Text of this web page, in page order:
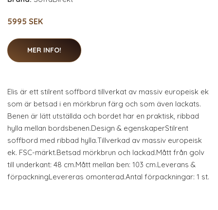
5995 SEK
MER INFO!
Elis är ett stilrent soffbord tillverkat av massiv europeisk ek
som är betsad i en mörkbrun färg och som även lackats.
Benen är lätt utställda och bordet har en praktisk, ribbad
hylla mellan bordsbenen.Design & egenskaperStilrent
soffbord med ribbad hylla.Tillverkad av massiv europeisk
ek. FSC-märkt.Betsad mörkbrun och lackad.Mått från golv
till underkant: 48 cm.Mått mellan ben: 103 cm.Leverans &
förpackningLevereras omonterad.Antal förpackningar: 1 st.